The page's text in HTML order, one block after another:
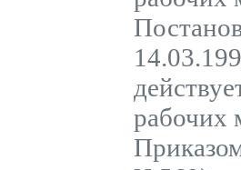
рабочих